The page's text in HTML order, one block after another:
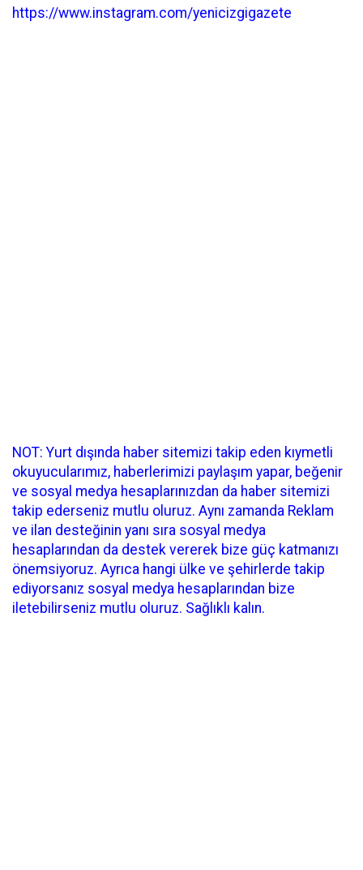
https://www.instagram.com/yenicizgigazete
NOT: Yurt dışında haber sitemizi takip eden kıymetli
okuyucularımız, haberlerimizi paylaşım yapar, beğenir
ve sosyal medya hesaplarınızdan da haber sitemizi
takip ederseniz mutlu oluruz. Aynı zamanda Reklam
ve ilan desteğinin yanı sıra sosyal medya
hesaplarından da destek vererek bize güç katmanızı
önemsiyoruz. Ayrıca hangi ülke ve şehirlerde takip
ediyorsanız sosyal medya hesaplarından bize
iletebilirseniz mutlu oluruz. Sağlıklı kalın.